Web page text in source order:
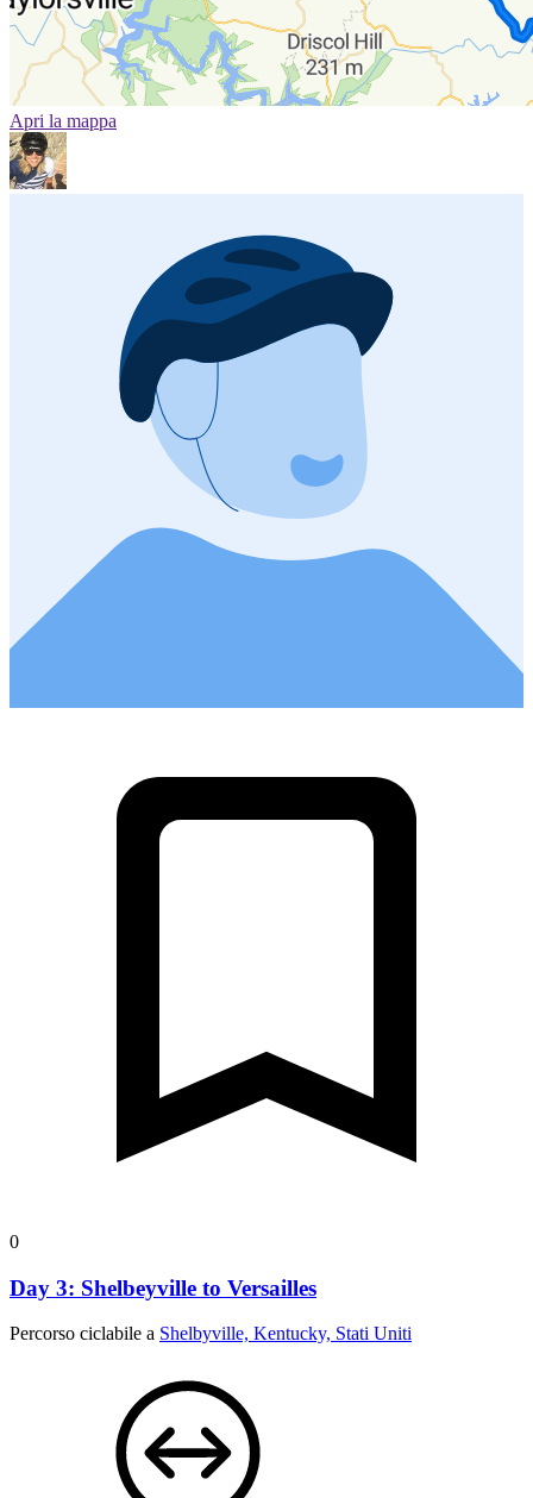
Apri la mappa
0
Day 3: Shelbeyville to Versailles
Percorso ciclabile a Shelbyville, Kentucky, Stati Uniti